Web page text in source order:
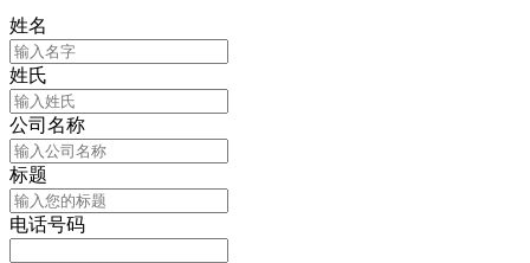
姓名
姓氏
公司名称
标题
电话号码